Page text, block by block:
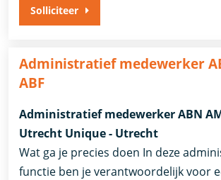
Solliciteer
Administratief medewerker
ABF
Administratief medewerker ABN
Utrecht Unique - Utrecht
Wat ga je precies doen In deze
functie ben je verantwoordelijk voor